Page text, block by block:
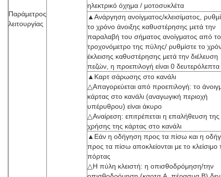
Παράμετρος
λειτουργίας
ηλεκτρικό όχημα / μοτοσυκλέτα
▲Ανάργηση ανοίγματος/κλεισίματος,
το χρόνο άνοιξης καθυστέρησης μετά την
παραλαβή του σήματος ανοίγματος από το
τροχονόμετρο της πύλης/ ρυθμίστε το
έκλεισης καθυστέρησης μετά την διέλευση
πεζών, η προεπιλογή είναι 0 δευτερόλεπτα
▲Καρτ σάρωσης στο κανάλι
△Απαγορεύεται από προεπιλογή: το
κάρτας στο κανάλι (αναγωγική περιοχή
υπέρυθρου) είναι άκυρο
△Αναίρεση: επιτρέπεται η επαλήθευση της
χρήσης της κάρτας στο κανάλι
▲Εάν η οδήγηση προς τα πίσω και η
προς τα πίσω αποκλείονται με το κλείσιμο
πόρτας
△Η πύλη κλειστή: η οπισθοδρόμηση/την